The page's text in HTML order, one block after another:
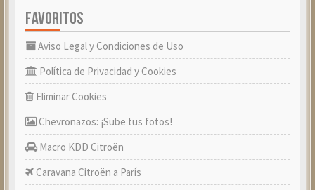
FAVORITOS
Aviso Legal y Condiciones de Uso
Política de Privacidad y Cookies
Eliminar Cookies
Chevronazos: ¡Sube tus fotos!
Macro KDD Citroën
Caravana Citroën a París